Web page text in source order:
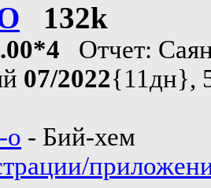
132k
Отчет:
07/2022{11дн},
о - Бий-хем